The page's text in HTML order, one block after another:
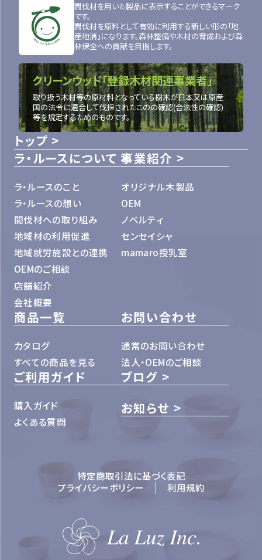
トップ
ラ・ルースについて
ラ・ルースのこと
ラ・ルースの想い
間伐材への取り組み
地域材の利用促進
地域就労施設との連携
OEMのご相談
店舗紹介
会社概要
事業紹介
オリジナル木製品
OEM
ノベルティ
センセイシャ
mamaro授乳室
商品一覧
カタログ
すべての商品を見る
お問い合わせ
通常のお問い合わせ
法人・OEMのご相談
ご利用ガイド
購入ガイド
よくある質問
ブログ
お知らせ
間伐材を用いた製品に表示することができるマーク
です。
間伐材を原料として有効に利用する新しい形の「地
産地消」になります。森林整備や木材の育成および森
林保全への貢献を目指します。
クリーンウッド「登録木材関連事業者」
取り扱う木材等の原材料となっている樹木が日本又は原産
国の法令に適合して伐採されたこのの確認(合法性の確認)
等を規定するためのものです。
特定商取引法に基づく表記
プライバシーポリシー
利用規約